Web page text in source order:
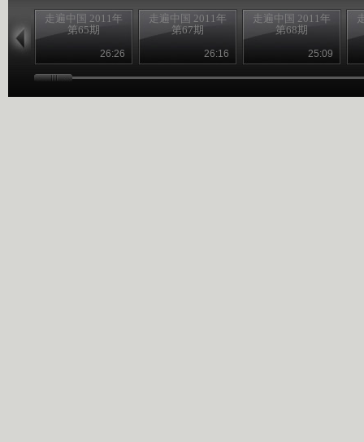
走遍中国 2011年
第65期
26:26
走遍中国 2011年
第67期
26:16
走遍中国 2011年
第68期
25:09